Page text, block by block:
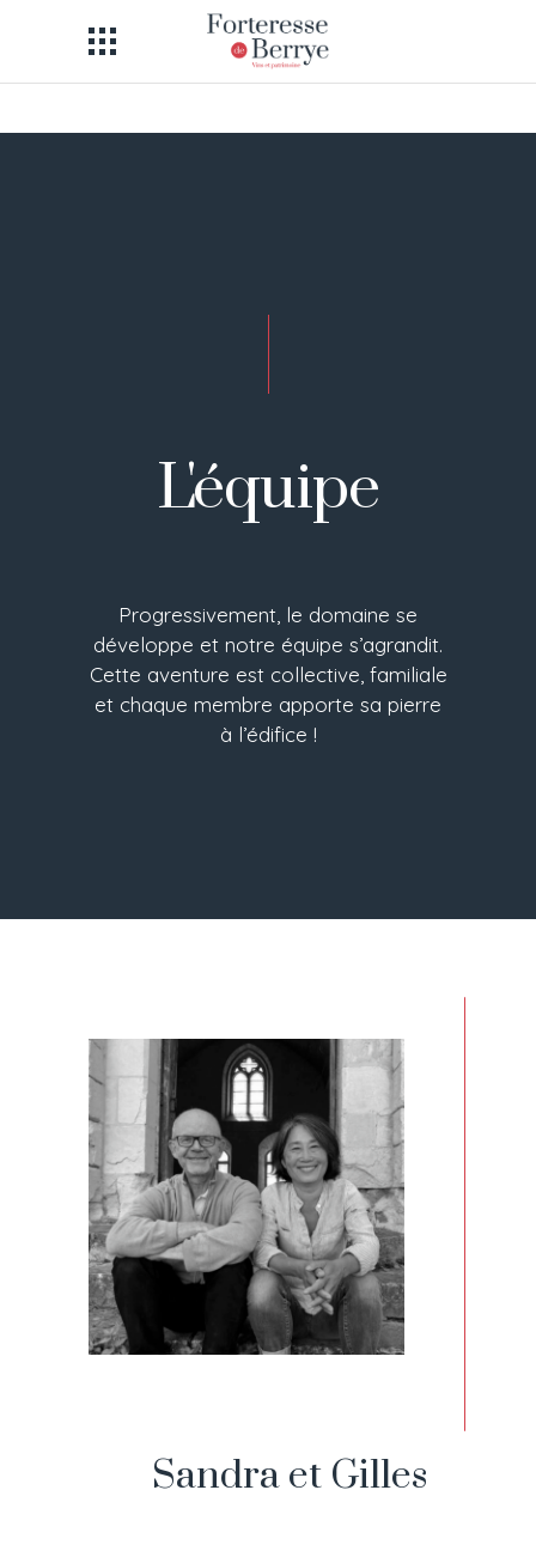
L'équipe
Progressivement, le domaine se
développe et notre équipe s’agrandit.
Cette aventure est collective, familiale
et chaque membre apporte sa pierre
à l’édifice !
Sandra et Gilles